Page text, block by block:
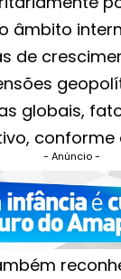
âmbito
de
globais,
conforme
- Anúncio -